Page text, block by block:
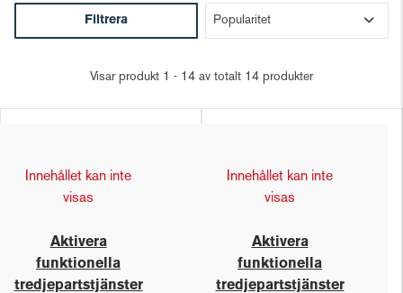
Filtrera
Visar produkt 1 - 14 av totalt 14 produkter
Innehållet kan inte
visas
Aktivera
funktionella
tredjepartstjänster
Innehållet kan inte
visas
Aktivera
funktionella
tredjepartstjänster